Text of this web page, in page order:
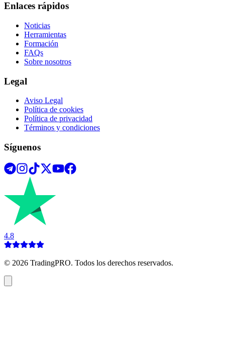
Enlaces rápidos
Noticias
Herramientas
Formación
FAQs
Sobre nosotros
Legal
Aviso Legal
Política de cookies
Política de privacidad
Términos y condiciones
Síguenos
4.8
© 2026 TradingPRO. Todos los derechos reservados.